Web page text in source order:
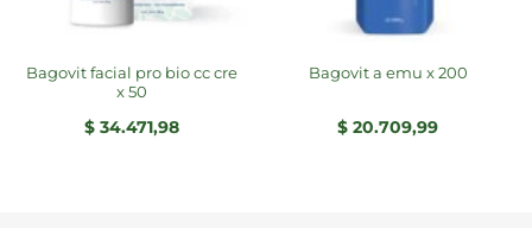
bagovit facial pro bio cc cre
x 50
$ 34.471,98
bagovit a emu x 200
$ 20.709,99